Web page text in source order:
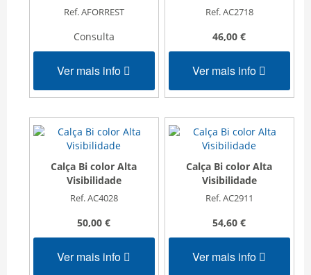
Ref. AFORREST
Consulta
Ver mais info
Ref. AC2718
46,00 €
Ver mais info
Calça Bi color Alta
Visibilidade
Ref. AC4028
50,00 €
Ver mais info
Calça Bi color Alta
Visibilidade
Ref. AC2911
54,60 €
Ver mais info